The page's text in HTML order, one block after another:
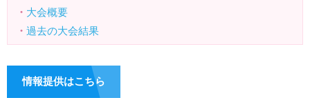
・ 大会概要
・ 過去の大会結果
情報提供はこちら